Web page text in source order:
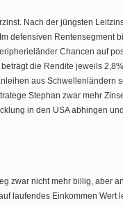
Nach der jüngsten
defensiven Rentensegment
Chancen auf
die Rendite jeweils
aus Schwellenländern
Stephan zwar mehr
in den USA abhingen
zwar nicht mehr billig, aber
laufendes Einkommen Wert